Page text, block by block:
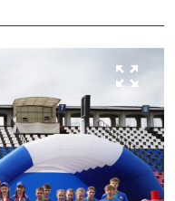
zoom_out_map